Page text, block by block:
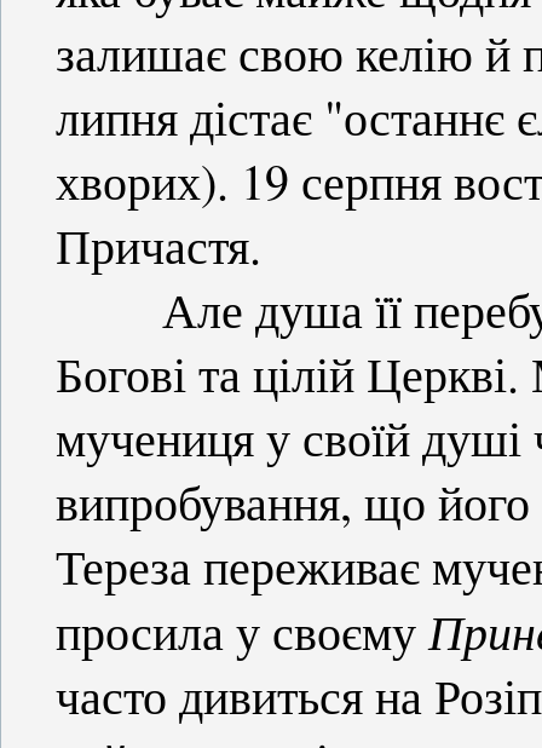
залишає свою келію й
липня дістає "останнє
хворих). 19 серпня
Причастя.
Але душа її
Богові та цілій
мучениця у своїй душі
випробування, що його
Тереза переживає
просила у своєму
часто дивиться на